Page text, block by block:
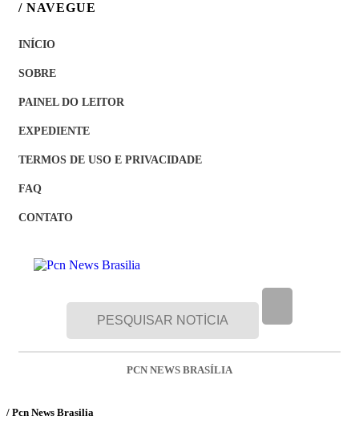
/ NAVEGUE
INÍCIO
SOBRE
PAINEL DO LEITOR
EXPEDIENTE
TERMOS DE USO E PRIVACIDADE
FAQ
CONTATO
PCN NEWS BRASÍLIA
/ Pcn News Brasilia